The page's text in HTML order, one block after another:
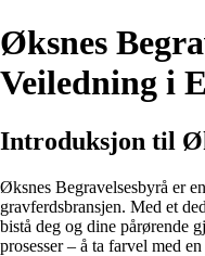
Øksnes
Veiledning i
Introduksjon til
Øksnes Begravelsesbyrå er
gravferdsbransjen. Med et
bistå deg og dine pårørende
prosesser – å ta farvel med